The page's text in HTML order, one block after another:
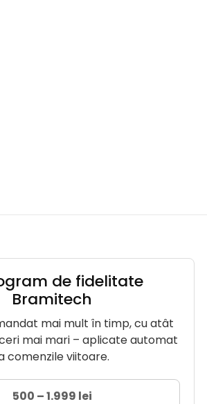
de fidelitate
Bramitech
mai mult în timp, cu atât
mai mari – aplicate automat
comenzile viitoare.
500 – 1.999 lei